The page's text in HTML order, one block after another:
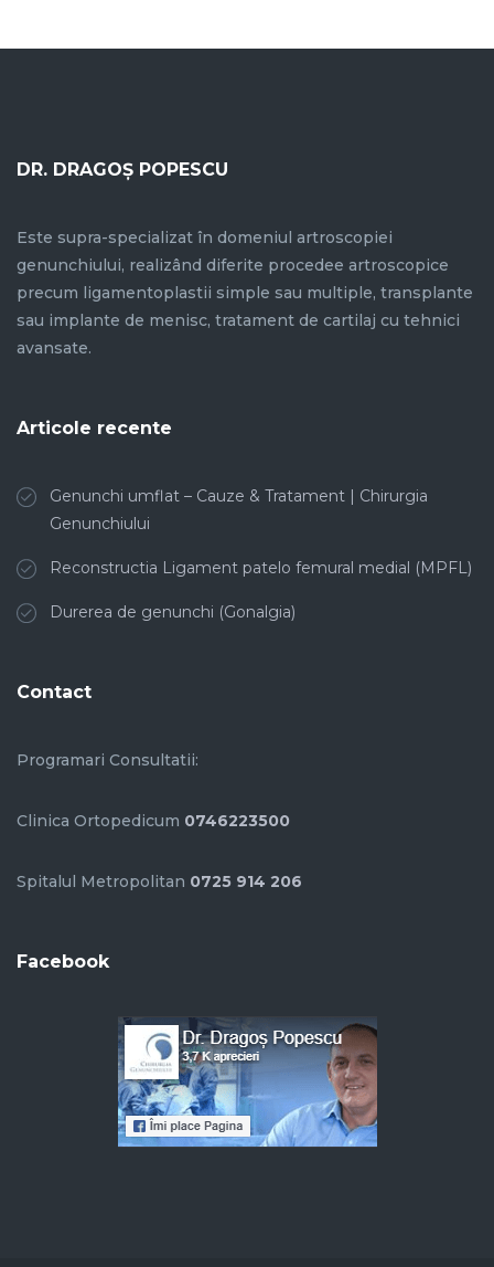
DR. DRAGOȘ POPESCU
Este supra-specializat în domeniul artroscopiei
genunchiului, realizând diferite procedee artroscopice
precum ligamentoplastii simple sau multiple, transplante
sau implante de menisc, tratament de cartilaj cu tehnici
avansate.
Articole recente
Genunchi umflat – Cauze & Tratament | Chirurgia
Genunchiului
Reconstructia Ligament patelo femural medial (MPFL)
Durerea de genunchi (Gonalgia)
Contact
Programari Consultatii:
Clinica Ortopedicum 0746223500
Spitalul Metropolitan 0725 914 206
Facebook